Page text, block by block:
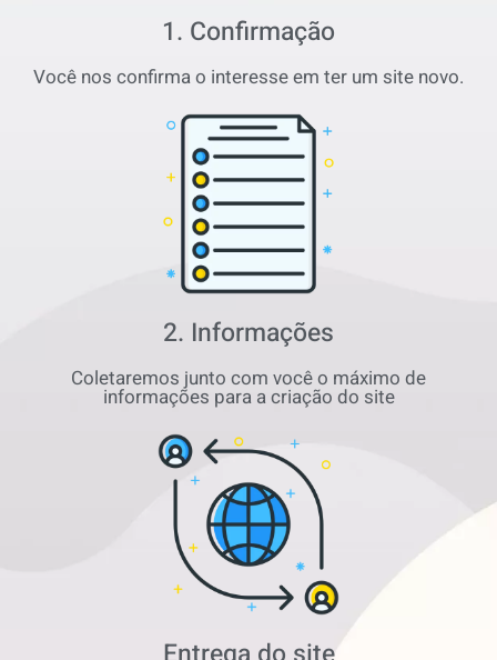
1. Confirmação
Você nos confirma o interesse em ter um site novo.
2. Informações
Coletaremos junto com você o máximo de
informações para a criação do site